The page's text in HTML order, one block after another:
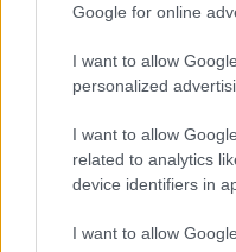
Google for online
I want to allow
personalized
I want to allow
related to analytics
device identifiers in
I want to allow